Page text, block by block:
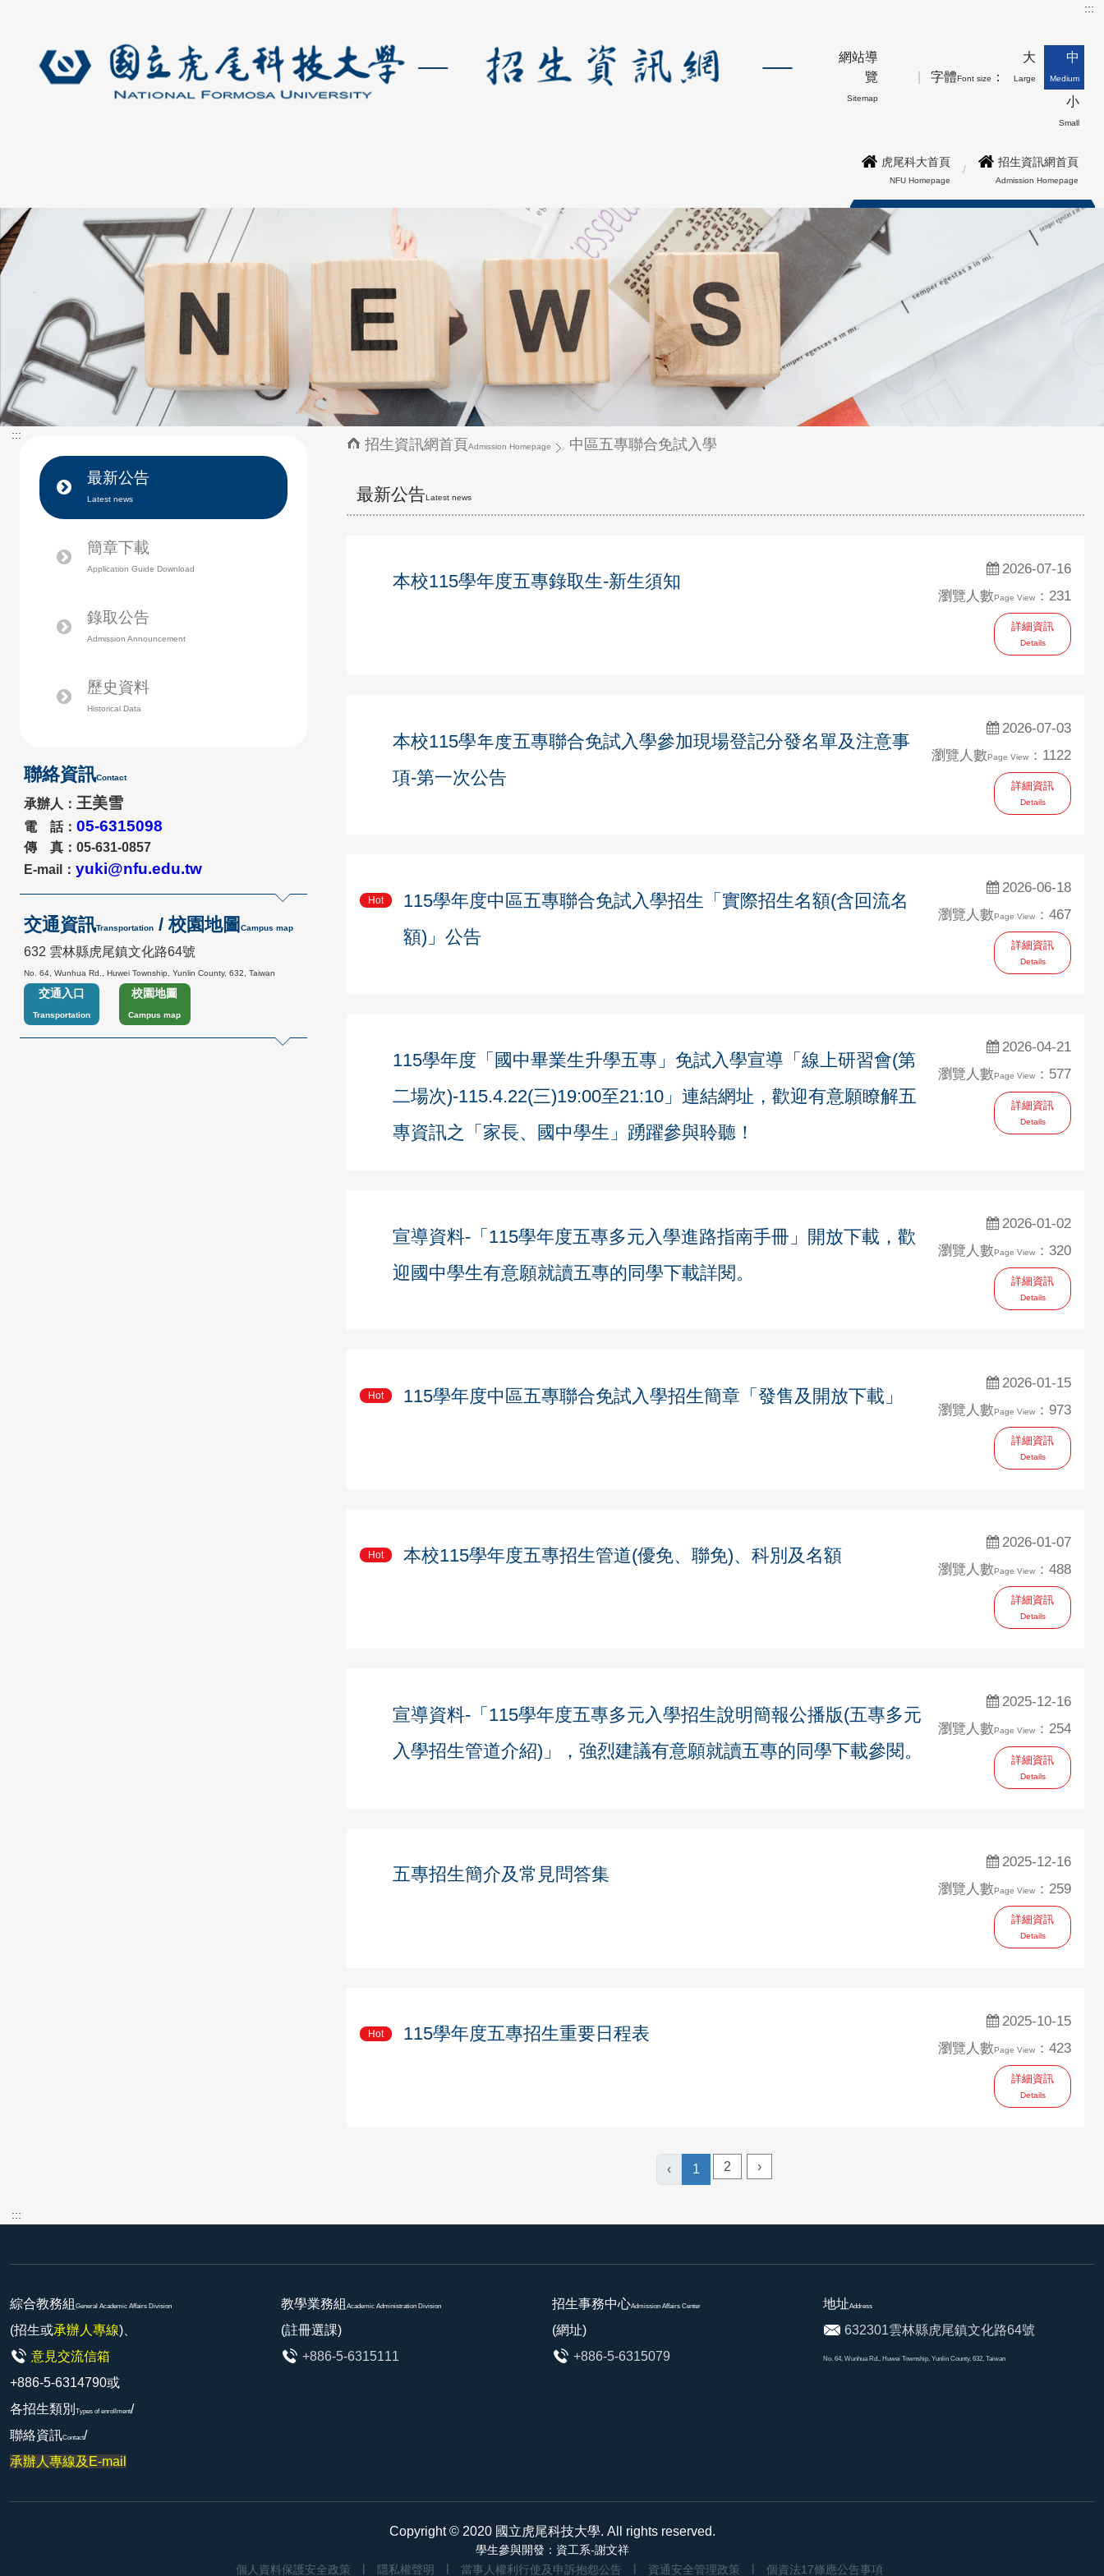
:::
網站導
覽
Sitemap
字體Font size ：
大
Large
中
Medium
小
Small
虎尾科大首頁
NFU Homepage
招生資訊網首頁
Admission Homepage
博士班最新公告上方形象圖
:::
最新公告
Latest news
簡章下載
Application Guide Download
錄取公告
Admission Announcement
歷史資料
Historical Data
聯絡資訊Contact
承辦人： 王美雪
電 話： 05-6315098
傳 真：05-631-0857
E-mail： yuki@nfu.edu.tw
交通資訊Transportation / 校園地圖 Campus map
632 雲林縣虎尾鎮文化路64號
No. 64, Wunhua Rd., Huwei Township, Yunlin County, 632, Taiwan
交通入口
Transportation
校園地圖
Campus map
招生資訊網首頁Admission Homepage 中區五專聯合免試入學
最新公告Latest news
本校115學年度五專錄取生-新生須知
2026-07-16
瀏覽人數Page View ：231
詳細資訊
Details
本校115學年度五專聯合免試入學參加現場登記分發名單及注意事
項-第一次公告
2026-07-03
瀏覽人數Page View ：1122
詳細資訊
Details
Hot
115學年度中區五專聯合免試入學招生「實際招生名額(含回流名
額)」公告
2026-06-18
瀏覽人數Page View ：467
詳細資訊
Details
115學年度「國中畢業生升學五專」免試入學宣導「線上研習會(第
二場次)-115.4.22(三)19:00至21:10」連結網址，歡迎有意願瞭解五
專資訊之「家長、國中學生」踴躍參與聆聽！
2026-04-21
瀏覽人數Page View ：577
詳細資訊
Details
宣導資料-「115學年度五專多元入學進路指南手冊」開放下載，歡
迎國中學生有意願就讀五專的同學下載詳閱。
2026-01-02
瀏覽人數Page View ：320
詳細資訊
Details
Hot 115學年度中區五專聯合免試入學招生簡章「發售及開放下載」
2026-01-15
瀏覽人數Page View ：973
詳細資訊
Details
Hot 本校115學年度五專招生管道(優免、聯免)、科別及名額
2026-01-07
瀏覽人數Page View ：488
詳細資訊
Details
宣導資料-「115學年度五專多元入學招生說明簡報公播版(五專多元
入學招生管道介紹)」，強烈建議有意願就讀五專的同學下載參閱。
2025-12-16
瀏覽人數Page View ：254
詳細資訊
Details
五專招生簡介及常見問答集
2025-12-16
瀏覽人數Page View ：259
詳細資訊
Details
Hot 115學年度五專招生重要日程表
2025-10-15
瀏覽人數Page View ：423
詳細資訊
Details
‹ 1 2 ›
:::
綜合教務組 General Academic Affairs Division
(招生或承辦人專線)、
意見交流信箱
+886-5-6314790或
各招生類別 Types of enrollment/
聯絡資訊Contact/
承辦人專線及E-mail
教學業務組 Academic Administration Division
(註冊選課)
+886-5-6315111
招生事務中心Admission Affairs Center
(網址)
+886-5-6315079
地址Address
632301雲林縣虎尾鎮文化路64號
No. 64, Wunhua Rd., Huwei Township, Yunlin County, 632, Taiwan
Copyright © 2020 國立虎尾科技大學. All rights reserved.
學生參與開發：資工系-謝文祥
個人資料保護安全政策
隱私權聲明 當事人權利行使及申訴抱怨公告 資通安全管理政策 個資法17條應公告事項